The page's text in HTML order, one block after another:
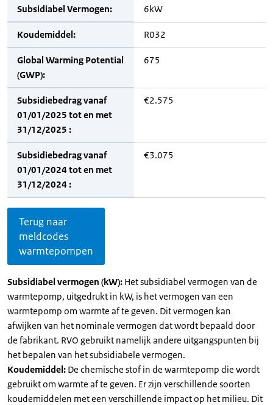
Subsidiabel Vermogen: 6kW
Koudemiddel: R032
Global Warming Potential
(GWP):
675
Subsidiebedrag vanaf
01/01/2025 tot en met
31/12/2025 :
€2.575
Subsidiebedrag vanaf
01/01/2024 tot en met
31/12/2024 :
€3.075
Terug naar
meldcodes
warmtepompen
Subsidiabel vermogen (kW): Het subsidiabel vermogen van de
warmtepomp, uitgedrukt in kW, is het vermogen van een
warmtepomp om warmte af te geven. Dit vermogen kan
afwijken van het nominale vermogen dat wordt bepaald door
de fabrikant. RVO gebruikt namelijk andere uitgangspunten bij
het bepalen van het subsidiabele vermogen.
Koudemiddel: De chemische stof in de warmtepomp die wordt
gebruikt om warmte af te geven. Er zijn verschillende soorten
koudemiddelen met een verschillende impact op het milieu. Dit